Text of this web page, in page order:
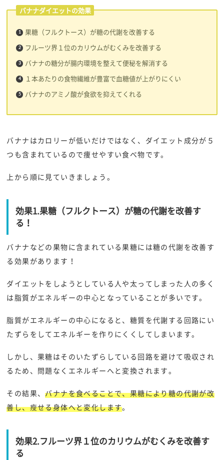
バナナダイエットの効果
果糖（フルクトース）が糖の代謝を改善する
フルーツ界１位のカリウムがむくみを改善する
バナナの糖分が腸内環境を整えて便秘を解消する
１本あたりの食物繊維が豊富で血糖値が上がりにくい
バナナのアミノ酸が食欲を抑えてくれる
バナナはカロリーが低いだけではなく、ダイエット成分が５
つも含まれているので痩せやすい食べ物です。
上から順に見ていきましょう。
効果1.果糖（フルクトース）が糖の代謝を改善す
る！
バナナなどの果物に含まれている果糖には糖の代謝を改善す
る効果があります！
ダイエットをしようとしている人や太ってしまった人の多く
は脂質がエネルギーの中心となっていることが多いです。
脂質がエネルギーの中心になると、糖質を代謝する回路にい
たずらをしてエネルギーを作りにくくしてしまいます。
しかし、果糖はそのいたずらしている回路を避けて吸収され
るため、問題なくエネルギーへと変換されます。
その結果、バナナを食べることで、果糖により糖の代謝が改
善し、瘦せる身体へと変化します。
効果2.フルーツ界１位のカリウムがむくみを改善す
る